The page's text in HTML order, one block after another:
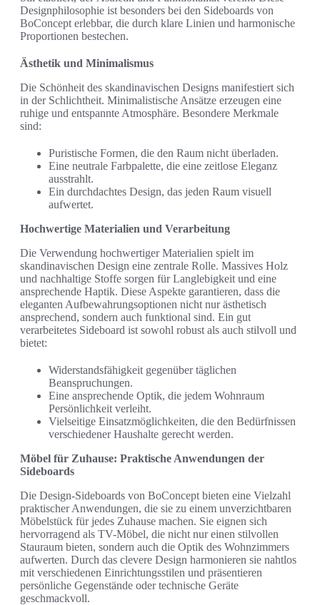
Designphilosophie ist besonders bei den Sideboards von
BoConcept erlebbar, die durch klare Linien und harmonische
Proportionen bestechen.
Ästhetik und Minimalismus
Die Schönheit des skandinavischen Designs manifestiert sich
in der Schlichtheit. Minimalistische Ansätze erzeugen eine
ruhige und entspannte Atmosphäre. Besondere Merkmale
sind:
Puristische Formen, die den Raum nicht überladen.
Eine neutrale Farbpalette, die eine zeitlose Eleganz
ausstrahlt.
Ein durchdachtes Design, das jeden Raum visuell
aufwertet.
Hochwertige Materialien und Verarbeitung
Die Verwendung hochwertiger Materialien spielt im
skandinavischen Design eine zentrale Rolle. Massives Holz
und nachhaltige Stoffe sorgen für Langlebigkeit und eine
ansprechende Haptik. Diese Aspekte garantieren, dass die
eleganten Aufbewahrungsoptionen nicht nur ästhetisch
ansprechend, sondern auch funktional sind. Ein gut
verarbeitetes Sideboard ist sowohl robust als auch stilvoll und
bietet:
Widerstandsfähigkeit gegenüber täglichen
Beanspruchungen.
Eine ansprechende Optik, die jedem Wohnraum
Persönlichkeit verleiht.
Vielseitige Einsatzmöglichkeiten, die den Bedürfnissen
verschiedener Haushalte gerecht werden.
Möbel für Zuhause: Praktische Anwendungen der
Sideboards
Die Design-Sideboards von BoConcept bieten eine Vielzahl
praktischer Anwendungen, die sie zu einem unverzichtbaren
Möbelstück für jedes Zuhause machen. Sie eignen sich
hervorragend als TV-Möbel, die nicht nur einen stilvollen
Stauraum bieten, sondern auch die Optik des Wohnzimmers
aufwerten. Durch das clevere Design harmonieren sie nahtlos
mit verschiedenen Einrichtungsstilen und präsentieren
persönliche Gegenstände oder technische Geräte
geschmackvoll.